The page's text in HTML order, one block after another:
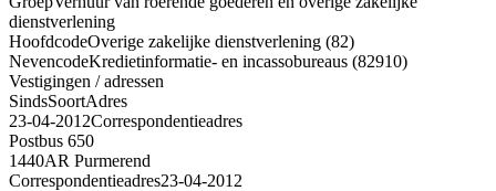
dienstverlening
HoofdcodeOverige zakelijke dienstverlening (82)
NevencodeKredietinformatie- en incassobureaus (82910)
Vestigingen / adressen
SindsSoortAdres
23-04-2012Correspondentieadres
Postbus 650
1440AR Purmerend
Correspondentieadres23-04-2012